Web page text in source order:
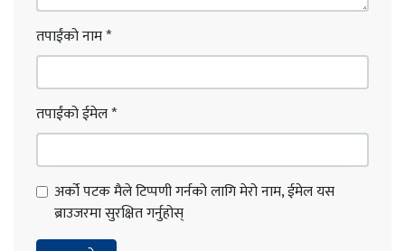
तपाईंको नाम*
तपाईंको ईमेल*
अर्को पटक मैले टिप्पणी गर्नको लागि मेरो नाम, ईमेल यस
ब्राउजरमा सुरक्षित गर्नुहोस्